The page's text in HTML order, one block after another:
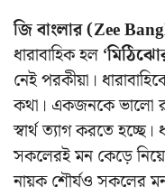
জি বাংলার (Zee
ধারাবাহিক হল
নেই পরকীয়া।
কথা। একজনকে ভালো
স্বার্থ ত্যাগ করতে
সকলেরই মন কেড়ে
নায়ক শৌর্যও সকলের